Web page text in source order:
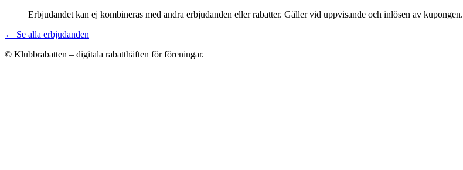
Erbjudandet kan ej kombineras med andra erbjudanden eller rabatter. Gäller vid uppvisande och inlösen av kupongen.
← Se alla erbjudanden
© Klubbrabatten – digitala rabatthäften för föreningar.